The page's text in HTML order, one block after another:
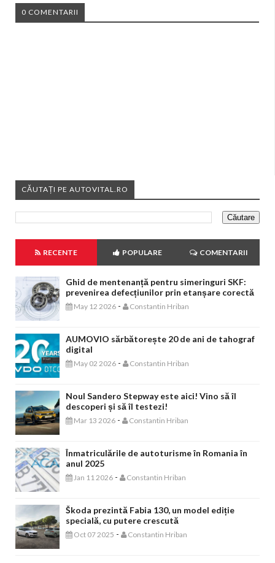
0 COMENTARII
CĂUTAȚI PE AUTOVITAL.RO
RECENTE POPULARE COMENTARII
Ghid de mentenanță pentru simeringuri SKF:
prevenirea defecțiunilor prin etanșare corectă
May 12 2026 - Constantin Hriban
AUMOVIO sărbătorește 20 de ani de tahograf
digital
May 02 2026 - Constantin Hriban
Noul Sandero Stepway este aici! Vino să îl
descoperi și să îl testezi!
Mar 13 2026 - Constantin Hriban
Înmatriculările de autoturisme în Romania în
anul 2025
Jan 11 2026 - Constantin Hriban
Škoda prezintă Fabia 130, un model ediție
specială, cu putere crescută
Oct 07 2025 - Constantin Hriban